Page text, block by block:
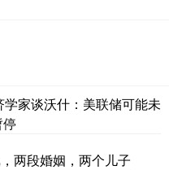
家谈沃什：美联储可能未
停
两段婚姻，两个儿子